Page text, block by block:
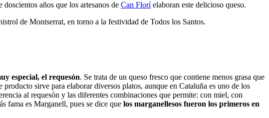
años que los artesanos de Can Floríelaboran este delicioso queso.
de Montserrat, en torno a la festividad de Todos los Santos.
especial, el requesón. Se trata de un queso fresco que contiene menos grasa que
sirve para elaborar diversos platos, aunque en Cataluña es uno de los
al requesón y las diferentes combinaciones que permite: con miel, con
fama es Marganell, pues se dice que los marganellesos fueron los primeros en